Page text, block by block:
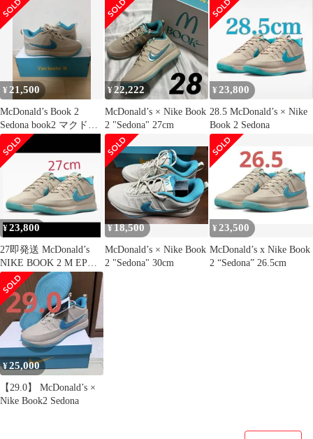
¥ 21,500
McDonald’s Book 2
Sedona book2 マクドナ
ルド
¥22,222
McDonald’s × Nike Book
2 "Sedona" 27cm
¥23,800
28.5 McDonald’s × Nike
Book 2 Sedona
¥23,800
27即発送 McDonald’s
NIKE BOOK 2 M EP
Sedona
¥18,500
McDonald’s × Nike Book
2 "Sedona" 30cm
¥ 23,500
McDonald’s x Nike Book
2 “Sedona” 26.5cm
¥25,000
【29.0】 McDonald’s ×
Nike Book2 Sedona